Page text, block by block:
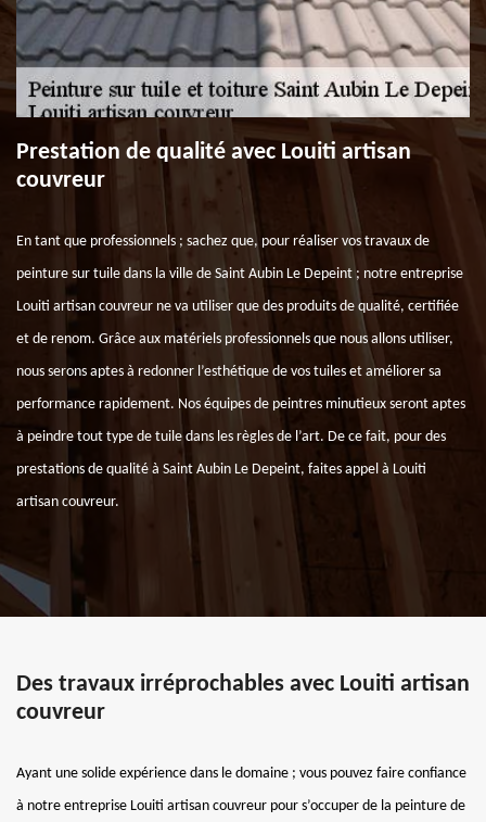
Prestation de qualité avec Louiti artisan
couvreur
En tant que professionnels ; sachez que, pour réaliser vos travaux de
peinture sur tuile dans la ville de Saint Aubin Le Depeint ; notre entreprise
Louiti artisan couvreur ne va utiliser que des produits de qualité, certifiée
et de renom. Grâce aux matériels professionnels que nous allons utiliser,
nous serons aptes à redonner l’esthétique de vos tuiles et améliorer sa
performance rapidement. Nos équipes de peintres minutieux seront aptes
à peindre tout type de tuile dans les règles de l’art. De ce fait, pour des
prestations de qualité à Saint Aubin Le Depeint, faites appel à Louiti
artisan couvreur.
Des travaux irréprochables avec Louiti artisan
couvreur
Ayant une solide expérience dans le domaine ; vous pouvez faire confiance
à notre entreprise Louiti artisan couvreur pour s’occuper de la peinture de